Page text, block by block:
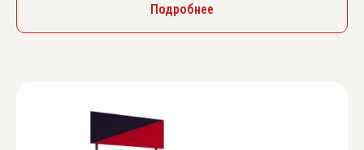
Подробнее